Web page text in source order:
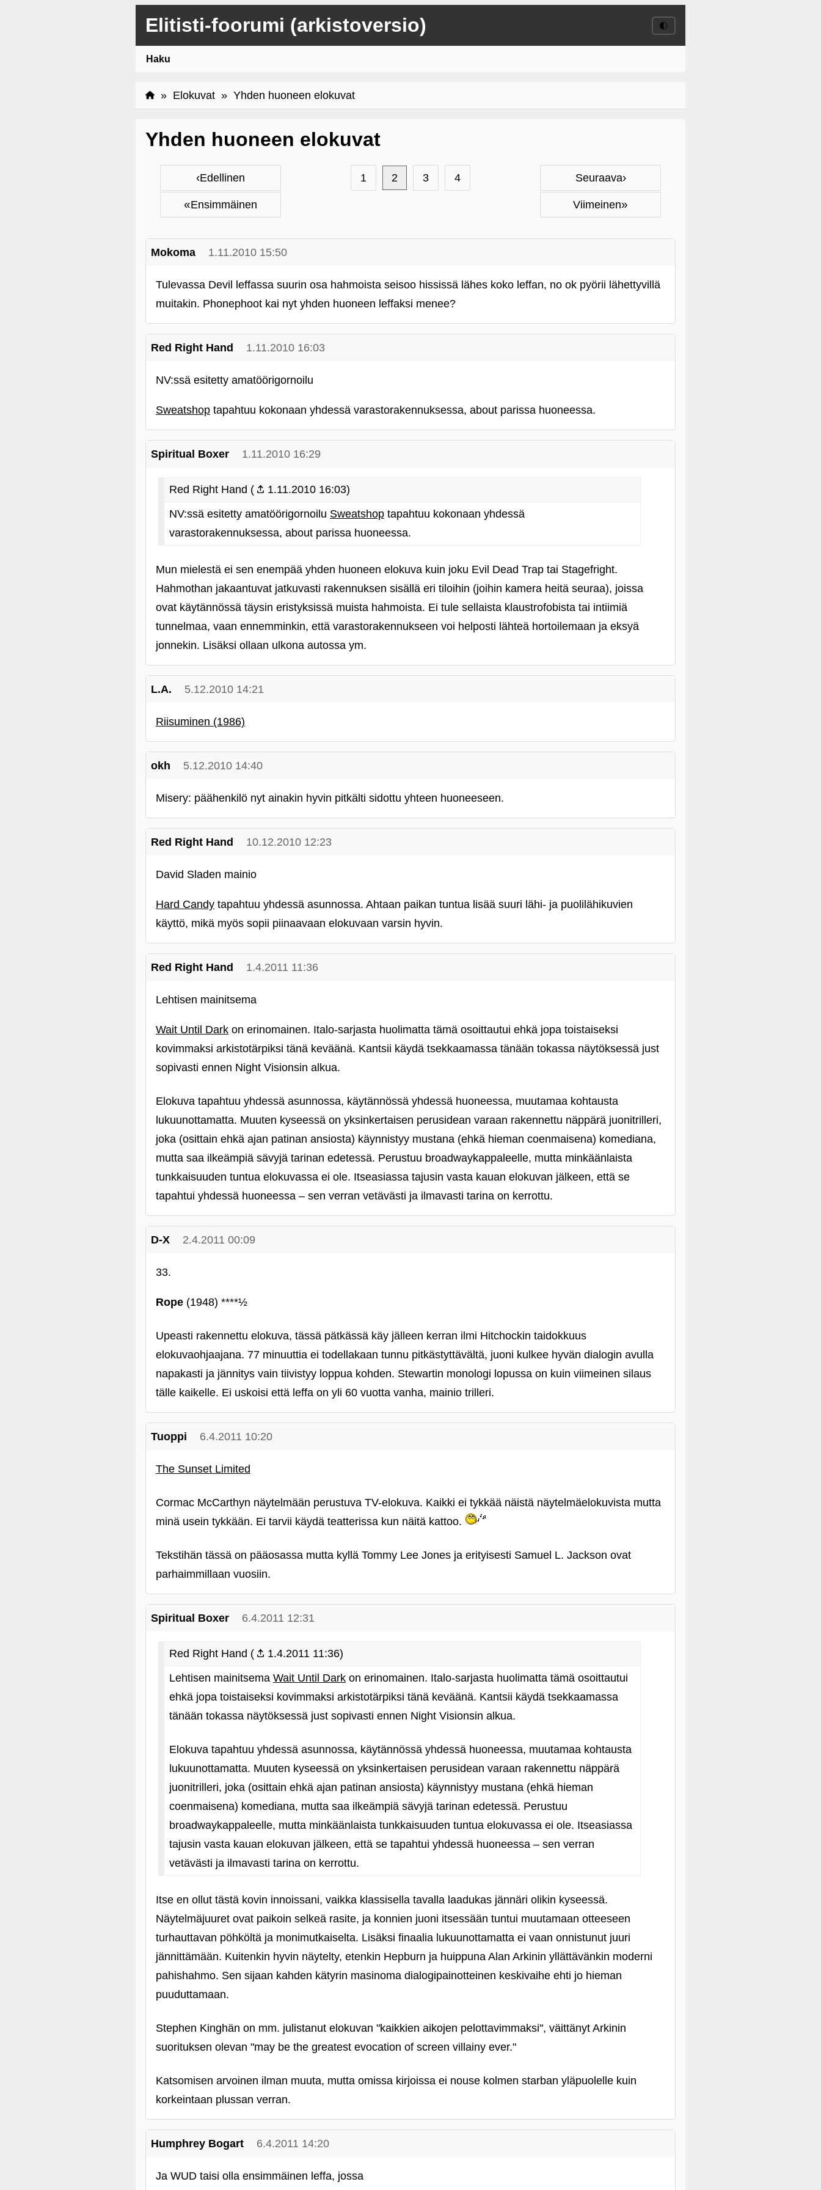
Elitisti-foorumi (arkistoversio) 🌓
Haku
» Elokuvat » Yhden huoneen elokuvat
Yhden huoneen elokuvat
‹Edellinen
«Ensimmäinen
Seuraava›
Viimeinen»
1 2 3 4
Mokoma 1.11.2010 15:50
Tulevassa Devil leffassa suurin osa hahmoista seisoo hississä lähes koko leffan, no ok pyörii lähettyvillä
muitakin. Phonephoot kai nyt yhden huoneen leffaksi menee?
Red Right Hand 1.11.2010 16:03
NV:ssä esitetty amatöörigornoilu
Sweatshop tapahtuu kokonaan yhdessä varastorakennuksessa, about parissa huoneessa.
Spiritual Boxer 1.11.2010 16:29
Red Right Hand (
1.11.2010 16:03)
NV:ssä esitetty amatöörigornoilu Sweatshop tapahtuu kokonaan yhdessä
varastorakennuksessa, about parissa huoneessa.
Mun mielestä ei sen enempää yhden huoneen elokuva kuin joku Evil Dead Trap tai Stagefright.
Hahmothan jakaantuvat jatkuvasti rakennuksen sisällä eri tiloihin (joihin kamera heitä seuraa), joissa
ovat käytännössä täysin eristyksissä muista hahmoista. Ei tule sellaista klaustrofobista tai intiimiä
tunnelmaa, vaan ennemminkin, että varastorakennukseen voi helposti lähteä hortoilemaan ja eksyä
jonnekin. Lisäksi ollaan ulkona autossa ym.
L.A. 5.12.2010 14:21
Riisuminen (1986)
okh 5.12.2010 14:40
Misery: päähenkilö nyt ainakin hyvin pitkälti sidottu yhteen huoneeseen.
Red Right Hand 10.12.2010 12:23
David Sladen mainio
Hard Candy tapahtuu yhdessä asunnossa. Ahtaan paikan tuntua lisää suuri lähi- ja puolilähikuvien
käyttö, mikä myös sopii piinaavaan elokuvaan varsin hyvin.
Red Right Hand 1.4.2011 11:36
Lehtisen mainitsema
Wait Until Dark on erinomainen. Italo-sarjasta huolimatta tämä osoittautui ehkä jopa toistaiseksi
kovimmaksi arkistotärpiksi tänä keväänä. Kantsii käydä tsekkaamassa tänään tokassa näytöksessä just
sopivasti ennen Night Visionsin alkua.
Elokuva tapahtuu yhdessä asunnossa, käytännössä yhdessä huoneessa, muutamaa kohtausta
lukuunottamatta. Muuten kyseessä on yksinkertaisen perusidean varaan rakennettu näppärä juonitrilleri,
joka (osittain ehkä ajan patinan ansiosta) käynnistyy mustana (ehkä hieman coenmaisena) komediana,
mutta saa ilkeämpiä sävyjä tarinan edetessä. Perustuu broadwaykappaleelle, mutta minkäänlaista
tunkkaisuuden tuntua elokuvassa ei ole. Itseasiassa tajusin vasta kauan elokuvan jälkeen, että se
tapahtui yhdessä huoneessa – sen verran vetävästi ja ilmavasti tarina on kerrottu.
D-X 2.4.2011 00:09
33.
Rope (1948) ****½
Upeasti rakennettu elokuva, tässä pätkässä käy jälleen kerran ilmi Hitchockin taidokkuus
elokuvaohjaajana. 77 minuuttia ei todellakaan tunnu pitkästyttävältä, juoni kulkee hyvän dialogin avulla
napakasti ja jännitys vain tiivistyy loppua kohden. Stewartin monologi lopussa on kuin viimeinen silaus
tälle kaikelle. Ei uskoisi että leffa on yli 60 vuotta vanha, mainio trilleri.
Tuoppi 6.4.2011 10:20
The Sunset Limited
Cormac McCarthyn näytelmään perustuva TV-elokuva. Kaikki ei tykkää näistä näytelmäelokuvista mutta
minä usein tykkään. Ei tarvii käydä teatterissa kun näitä kattoo.
Tekstihän tässä on pääosassa mutta kyllä Tommy Lee Jones ja erityisesti Samuel L. Jackson ovat
parhaimmillaan vuosiin.
Spiritual Boxer 6.4.2011 12:31
Red Right Hand (
1.4.2011 11:36)
Lehtisen mainitsema Wait Until Dark on erinomainen. Italo-sarjasta huolimatta tämä osoittautui
ehkä jopa toistaiseksi kovimmaksi arkistotärpiksi tänä keväänä. Kantsii käydä tsekkaamassa
tänään tokassa näytöksessä just sopivasti ennen Night Visionsin alkua.
Elokuva tapahtuu yhdessä asunnossa, käytännössä yhdessä huoneessa, muutamaa kohtausta
lukuunottamatta. Muuten kyseessä on yksinkertaisen perusidean varaan rakennettu näppärä
juonitrilleri, joka (osittain ehkä ajan patinan ansiosta) käynnistyy mustana (ehkä hieman
coenmaisena) komediana, mutta saa ilkeämpiä sävyjä tarinan edetessä. Perustuu
broadwaykappaleelle, mutta minkäänlaista tunkkaisuuden tuntua elokuvassa ei ole. Itseasiassa
tajusin vasta kauan elokuvan jälkeen, että se tapahtui yhdessä huoneessa – sen verran
vetävästi ja ilmavasti tarina on kerrottu.
Itse en ollut tästä kovin innoissani, vaikka klassisella tavalla laadukas jännäri olikin kyseessä.
Näytelmäjuuret ovat paikoin selkeä rasite, ja konnien juoni itsessään tuntui muutamaan otteeseen
turhauttavan pöhköltä ja monimutkaiselta. Lisäksi finaalia lukuunottamatta ei vaan onnistunut juuri
jännittämään. Kuitenkin hyvin näytelty, etenkin Hepburn ja huippuna Alan Arkinin yllättävänkin moderni
pahishahmo. Sen sijaan kahden kätyrin masinoma dialogipainotteinen keskivaihe ehti jo hieman
puuduttamaan.
Stephen Kinghän on mm. julistanut elokuvan "kaikkien aikojen pelottavimmaksi", väittänyt Arkinin
suorituksen olevan "may be the greatest evocation of screen villainy ever."
Katsomisen arvoinen ilman muuta, mutta omissa kirjoissa ei nouse kolmen starban yläpuolelle kuin
korkeintaan plussan verran.
Humphrey Bogart 6.4.2011 14:20
Ja WUD taisi olla ensimmäinen leffa, jossa